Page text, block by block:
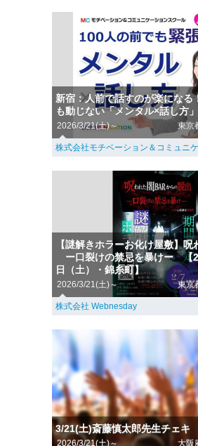
新宿：人前で話すのが楽になる
も動じない「メンタル×話し方
2026/3/21(土)～ 東京
株式会社モチベーション＆コミュニ
【謎解きホラーお化け屋敷】
ー口裂けの禁忌を暴けー 【
日（土）・錦糸町】
2026/3/21(土)～ 東京
株式会社 Webnesday
3/21(土)斎藤慎太郎先生チェキ
2026/3/21(土)～ 大阪